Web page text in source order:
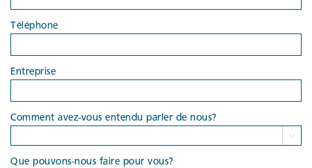
Téléphone
Entreprise
Comment avez-vous entendu parler de nous?

Que pouvons-nous faire pour vous?